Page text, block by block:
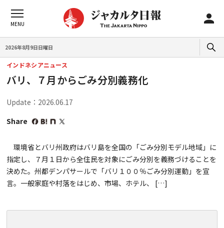
2026年8月9日日曜日
インドネシアニュース
バリ、７月からごみ分別義務化
Update：2026.06.17
Share
環境省とバリ州政府はバリ島を全国の「ごみ分別モデル地域」に
指定し、７月１日から全住民を対象にごみ分別を義務づけることを
決めた。州都デンパサールで「バリ１００％ごみ分別運動」を宣
言。一般家庭や村落をはじめ、市場、ホテル、 […]